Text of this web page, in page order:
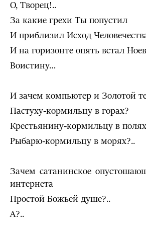
О, Творец!..
За какие грехи Ты попустил
И приблизил Исход
И на горизонте опять встал
Воистину…
И зачем компьютер и Золотой
Пастуху-кормильцу в горах?
Крестьянину-кормильцу в
Рыбарю-кормильцу в морях?..
Зачем сатанинское
интернета
Простой Божьей душе?..
А?..